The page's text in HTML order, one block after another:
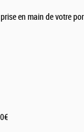
en main de votre